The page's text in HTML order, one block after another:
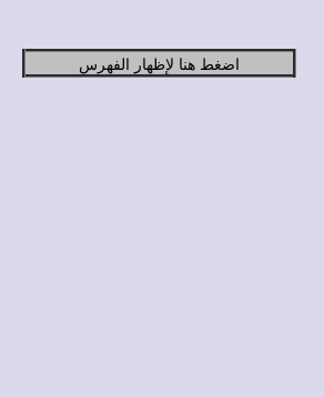
اضغط هنا لإظهار الفهرس